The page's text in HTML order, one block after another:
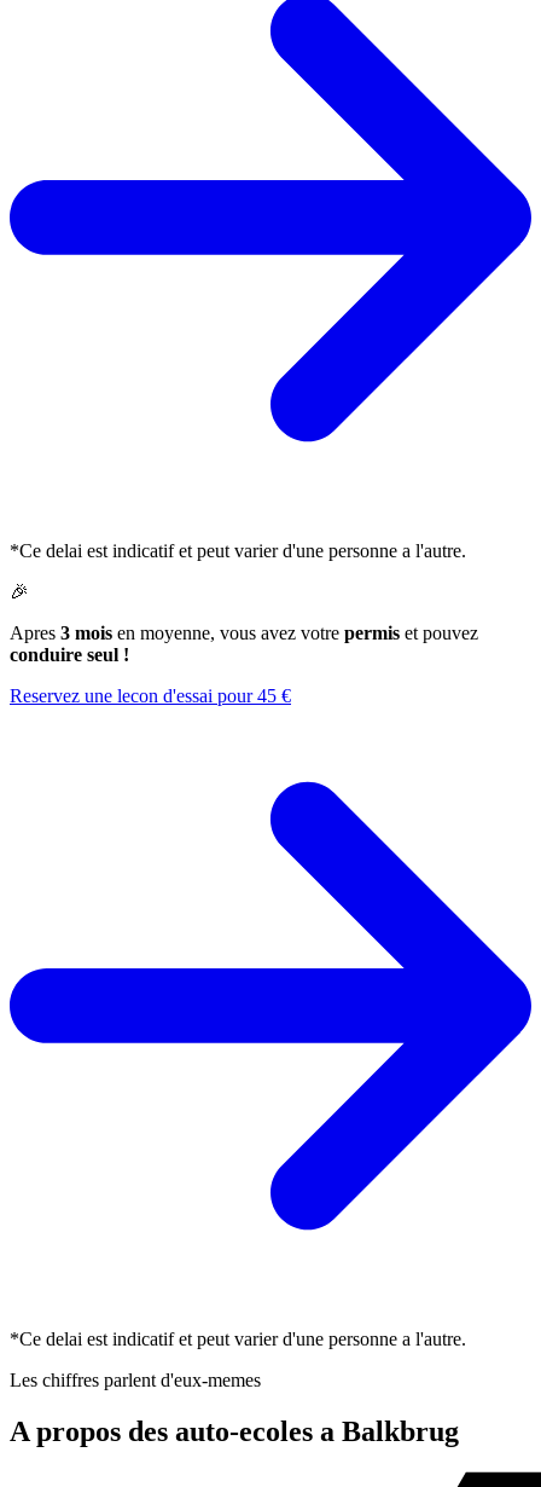
*Ce delai est indicatif et peut varier d'une personne a l'autre.
🎉
Apres 3 mois en moyenne, vous avez votre permis et pouvez
conduire seul !
Reservez une lecon d'essai pour 45 €
*Ce delai est indicatif et peut varier d'une personne a l'autre.
Les chiffres parlent d'eux-memes
A propos des auto-ecoles a Balkbrug